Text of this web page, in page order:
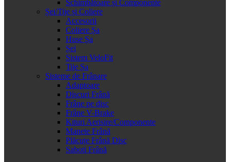
Schimbătoare și Componente
Șei/Tije și Coliere
Accesorii
Coliere Șa
Huse Șa
Șei
Sistem VeloFit
Tije Șa
Sisteme de Frânare
Adaptoare
Discuri Frână
Frâne pe disc
Frâne V-Brake
Kituri Aerisire/Componente
Manete Frână
Plăcuțe Frână Disc
Saboti Frână